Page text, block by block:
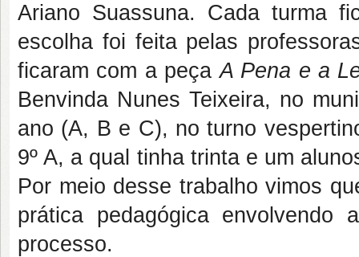
Ariano Suassuna. Cada turma
escolha foi feita pelas
ficaram com a peçaA Pena e a
Benvinda Nunes Teixeira, no
ano (A, B e C), no turno
9º A, a qual tinha trinta e um
Por meio desse trabalho vimos
prática pedagógica
processo.